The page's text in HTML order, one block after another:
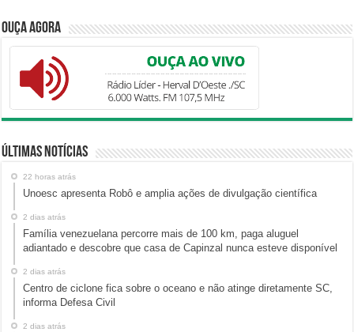
Ouça Agora
Últimas Notícias
22 horas atrás
Unoesc apresenta Robô e amplia ações de divulgação científica
2 dias atrás
Família venezuelana percorre mais de 100 km, paga aluguel
adiantado e descobre que casa de Capinzal nunca esteve disponível
2 dias atrás
Centro de ciclone fica sobre o oceano e não atinge diretamente SC,
informa Defesa Civil
2 dias atrás